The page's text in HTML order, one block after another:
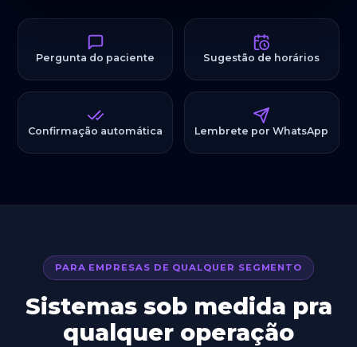
Pergunta do paciente Sugestão de horários
Confirmação automática Lembrete por WhatsApp
PARA EMPRESAS DE QUALQUER SEGMENTO
Sistemas sob medida pra
qualquer operação